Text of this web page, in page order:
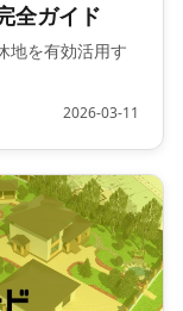
全ガイド
地を有効活用す
2026-03-11